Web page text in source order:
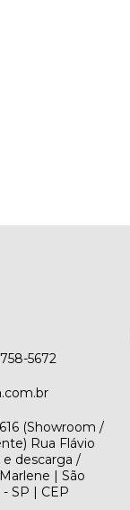
5672
(Showroom /
Rua Flávio
e descarga /
| São
SP | CEP